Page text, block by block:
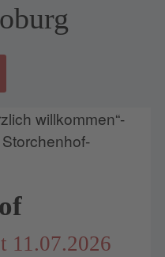
11.07.2026